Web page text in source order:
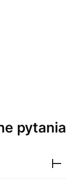
pytania